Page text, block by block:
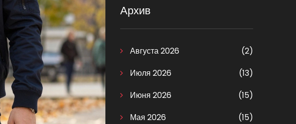
Архив
Августа 2026
(2)
Июля 2026
(13)
Июня 2026
(15)
Мая 2026
(15)